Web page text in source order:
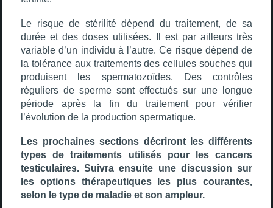
Le risque de stérilité dépend du traitement, de sa
durée et des doses utilisées. Il est par ailleurs très
variable d’un individu à l’autre. Ce risque dépend de
la tolérance aux traitements des cellules souches qui
produisent les spermatozoïdes. Des contrôles
réguliers de sperme sont effectués sur une longue
période après la fin du traitement pour vérifier
l’évolution de la production spermatique.
Les prochaines sections décriront les différents
types de traitements utilisés pour les cancers
testiculaires. Suivra ensuite une discussion sur
les options thérapeutiques les plus courantes,
selon le type de maladie et son ampleur.